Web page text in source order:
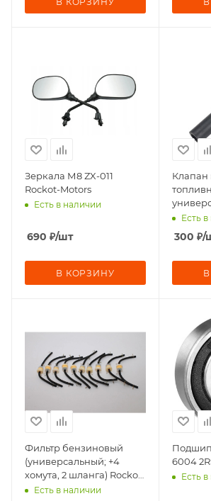
Зеркала М8 ZX-011
Rockot-Motors
Есть в наличии
690 ₽/шт
В КОРЗИНУ
Есть
300 ₽/
Фильтр бензиновый
(универсальный; +4
хомута, 2 шланга) Rockot-
Motors
Есть в наличии
6004
Есть